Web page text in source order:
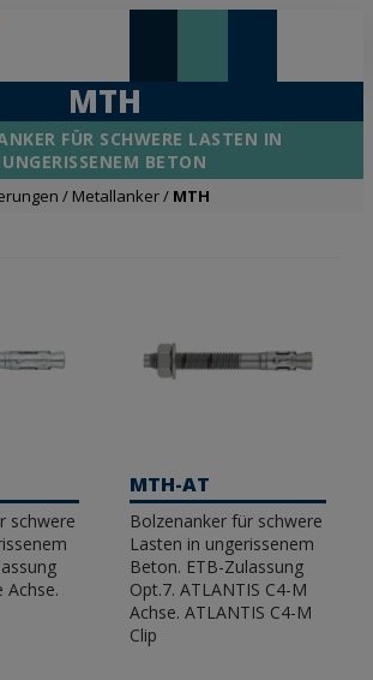
MTH
FÜR SCHWERE LASTEN IN
UNGERISSENEM BETON
/ Metallanker/ MTH
schwere
Achse.
MTH-AT
Bolzenanker für schwere
Lasten in ungerissenem
Beton. ETB-Zulassung
Opt.7. ATLANTIS C4-M
Achse. ATLANTIS C4-M
Clip